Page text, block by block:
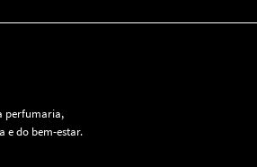
perfumaria,
e do bem-estar.